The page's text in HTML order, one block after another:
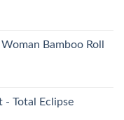
Bamboo Roll
- Total Eclipse